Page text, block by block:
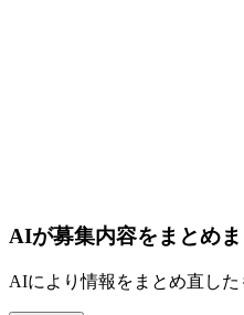
AIが募集内容をまとめま
AIにより情報をまとめ直し